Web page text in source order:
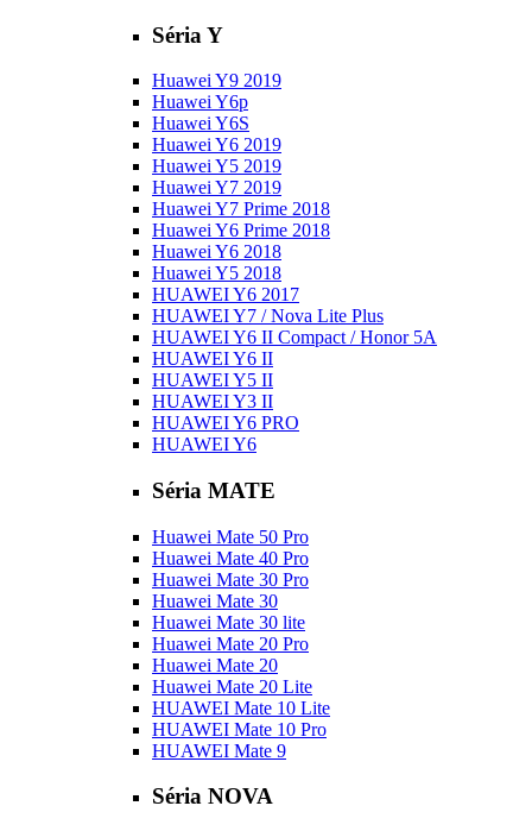
Séria Y
Huawei Y9 2019
Huawei Y6p
Huawei Y6S
Huawei Y6 2019
Huawei Y5 2019
Huawei Y7 2019
Huawei Y7 Prime 2018
Huawei Y6 Prime 2018
Huawei Y6 2018
Huawei Y5 2018
HUAWEI Y6 2017
HUAWEI Y7 / Nova Lite Plus
HUAWEI Y6 II Compact / Honor 5A
HUAWEI Y6 II
HUAWEI Y5 II
HUAWEI Y3 II
HUAWEI Y6 PRO
HUAWEI Y6
Séria MATE
Huawei Mate 50 Pro
Huawei Mate 40 Pro
Huawei Mate 30 Pro
Huawei Mate 30
Huawei Mate 30 lite
Huawei Mate 20 Pro
Huawei Mate 20
Huawei Mate 20 Lite
HUAWEI Mate 10 Lite
HUAWEI Mate 10 Pro
HUAWEI Mate 9
Séria NOVA